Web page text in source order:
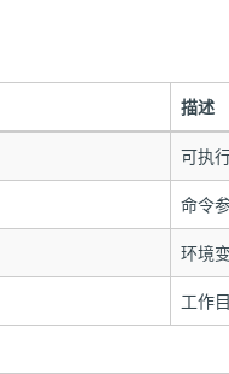
描述
可执
命令
环境
工作